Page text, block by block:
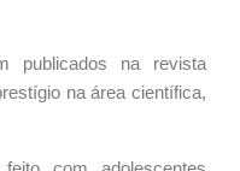
publicados na revista
na área científica,